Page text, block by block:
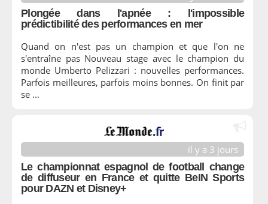
Plongée dans l'apnée : l'impossible
prédictibilité des performances en mer
Quand on n'est pas un champion et que l'on ne
s'entraîne pas Nouveau stage avec le champion du
monde Umberto Pelizzari : nouvelles performances.
Parfois meilleures, parfois moins bonnes. On finit par
se ...
il y a 3 jours
Le championnat espagnol de football change
de diffuseur en France et quitte BeIN Sports
pour DAZN et Disney+